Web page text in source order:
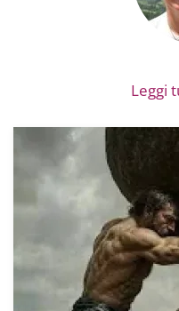
Leggi